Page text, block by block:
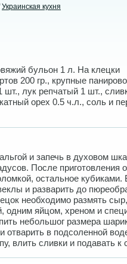
Украинская кухня
бульон 1 л. На клецки
200 гр., крупные
шт., лук репчатый 1 шт.,
орех 0.5 ч.л., соль и
и запечь в духовом
После приготовления
остальное кубиками.
и разварить до
необходимо размять сыр,
одним яйцом, хреном и
небольшог размера
отварить в подсоленной
влить сливки и подавать к